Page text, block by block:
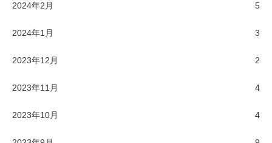
2024年2月 5
2024年1月 3
2023年12月 2
2023年11月 4
2023年10月 4